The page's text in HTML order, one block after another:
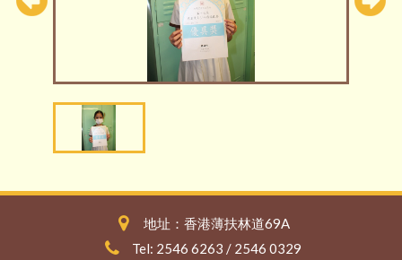
地址：香港薄扶林道69A
Tel: 2546 6263 / 2546 0329